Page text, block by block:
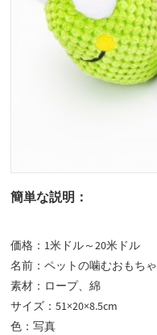
簡単な説明：
価格： 1米ドル～20米ドル
名前：ペットの噛むおもちゃ
素材： ロープ、綿
サイズ：51×20×8.5cm
色：写真